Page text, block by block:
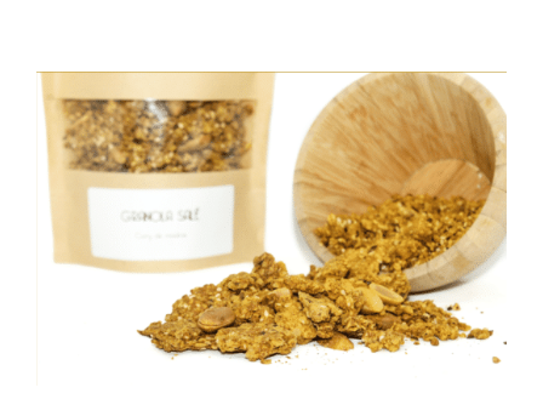
Produits sains
Click and collect
Traiteur